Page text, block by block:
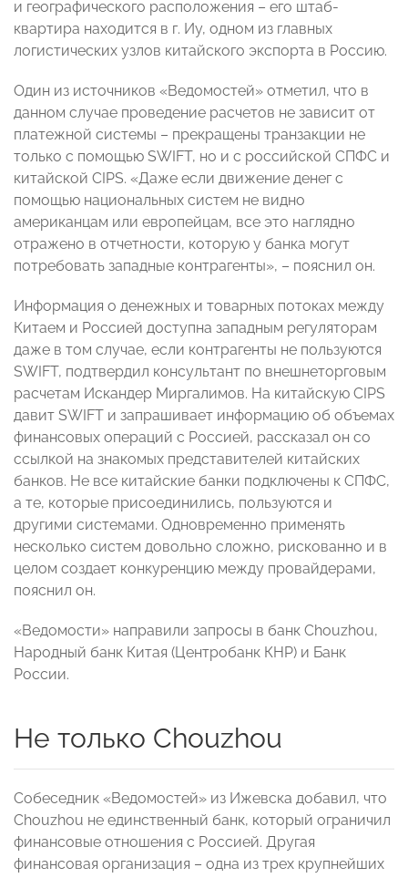
и географического расположения – его штаб-
квартира находится в г. Иу, одном из главных
логистических узлов китайского экспорта в Россию.
Один из источников «Ведомостей» отметил, что в
данном случае проведение расчетов не зависит от
платежной системы – прекращены транзакции не
только с помощью SWIFT, но и с российской СПФС и
китайской CIPS. «Даже если движение денег с
помощью национальных систем не видно
американцам или европейцам, все это наглядно
отражено в отчетности, которую у банка могут
потребовать западные контрагенты», – пояснил он.
Информация о денежных и товарных потоках между
Китаем и Россией доступна западным регуляторам
даже в том случае, если контрагенты не пользуются
SWIFT, подтвердил консультант по внешнеторговым
расчетам Искандер Миргалимов. На китайскую CIPS
давит SWIFT и запрашивает информацию об объемах
финансовых операций с Россией, рассказал он со
ссылкой на знакомых представителей китайских
банков. Не все китайские банки подключены к СПФС,
а те, которые присоединились, пользуются и
другими системами. Одновременно применять
несколько систем довольно сложно, рискованно и в
целом создает конкуренцию между провайдерами,
пояснил он.
«Ведомости» направили запросы в банк Chouzhou,
Народный банк Китая (Центробанк КНР) и Банк
России.
Не только Chouzhou
Собеседник «Ведомостей» из Ижевска добавил, что
Chouzhou не единственный банк, который ограничил
финансовые отношения с Россией. Другая
финансовая организация – одна из трех крупнейших